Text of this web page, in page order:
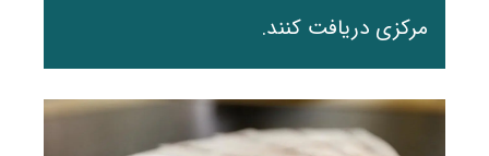
مرکزی دریافت کنند.